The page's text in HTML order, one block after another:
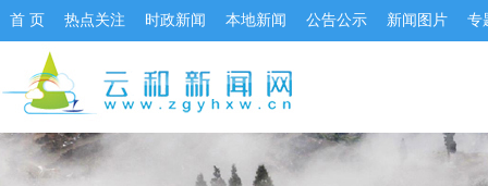
首 页 热点关注 时政新闻 本地新闻 公告公示 新闻图片 专